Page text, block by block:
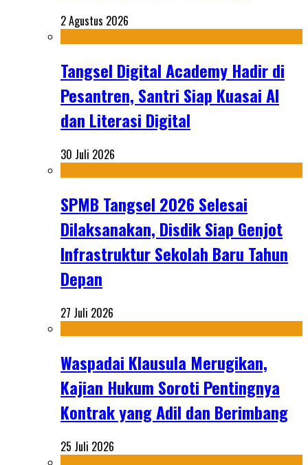
2 Agustus 2026
Tangsel Digital Academy Hadir di
Pesantren, Santri Siap Kuasai AI
dan Literasi Digital
30 Juli 2026
SPMB Tangsel 2026 Selesai
Dilaksanakan, Disdik Siap Genjot
Infrastruktur Sekolah Baru Tahun
Depan
27 Juli 2026
Waspadai Klausula Merugikan,
Kajian Hukum Soroti Pentingnya
Kontrak yang Adil dan Berimbang
25 Juli 2026